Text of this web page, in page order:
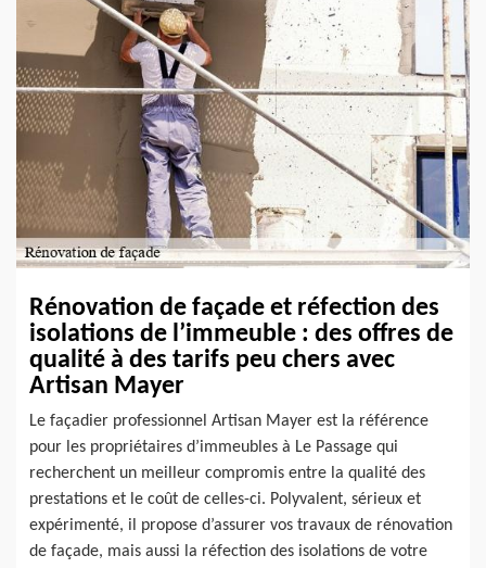
Rénovation de façade et réfection des
isolations de l’immeuble : des offres de
qualité à des tarifs peu chers avec
Artisan Mayer
Le façadier professionnel Artisan Mayer est la référence
pour les propriétaires d’immeubles à Le Passage qui
recherchent un meilleur compromis entre la qualité des
prestations et le coût de celles-ci. Polyvalent, sérieux et
expérimenté, il propose d’assurer vos travaux de rénovation
de façade, mais aussi la réfection des isolations de votre